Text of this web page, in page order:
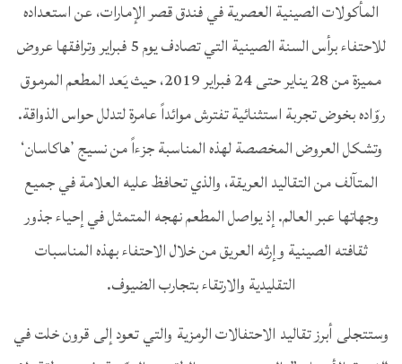
المأكولات الصينية العصرية في فندق قصر الإمارات، عن استعداده
للاحتفاء برأس السنة الصينية التي تصادف يوم 5 فبراير وترافقها عروض
مميزة من 28 يناير حتى 24 فبراير 2019، حيث يَعد المطعم المرموق
روّاده بخوض تجربة استثنائية تفترش موائداً عامرة لتدلل حواس الذواقة.
وتشكل العروض المخصصة لهذه المناسبة جزءاً من نسيج ’هاكاسان‘
المتآلف من التقاليد العريقة، والذي تحافظ عليه العلامة في جميع
وجهاتها عبر العالم. إذ يواصل المطعم نهجه المتمثل في إحياء جذور
ثقافته الصينية وإرثه العريق من خلال الاحتفاء بهذه المناسبات
التقليدية والارتقاء بتجارب الضيوف.
وستتجلى أبرز تقاليد الاحتفالات الرمزية والتي تعود إلى قرون خلت في